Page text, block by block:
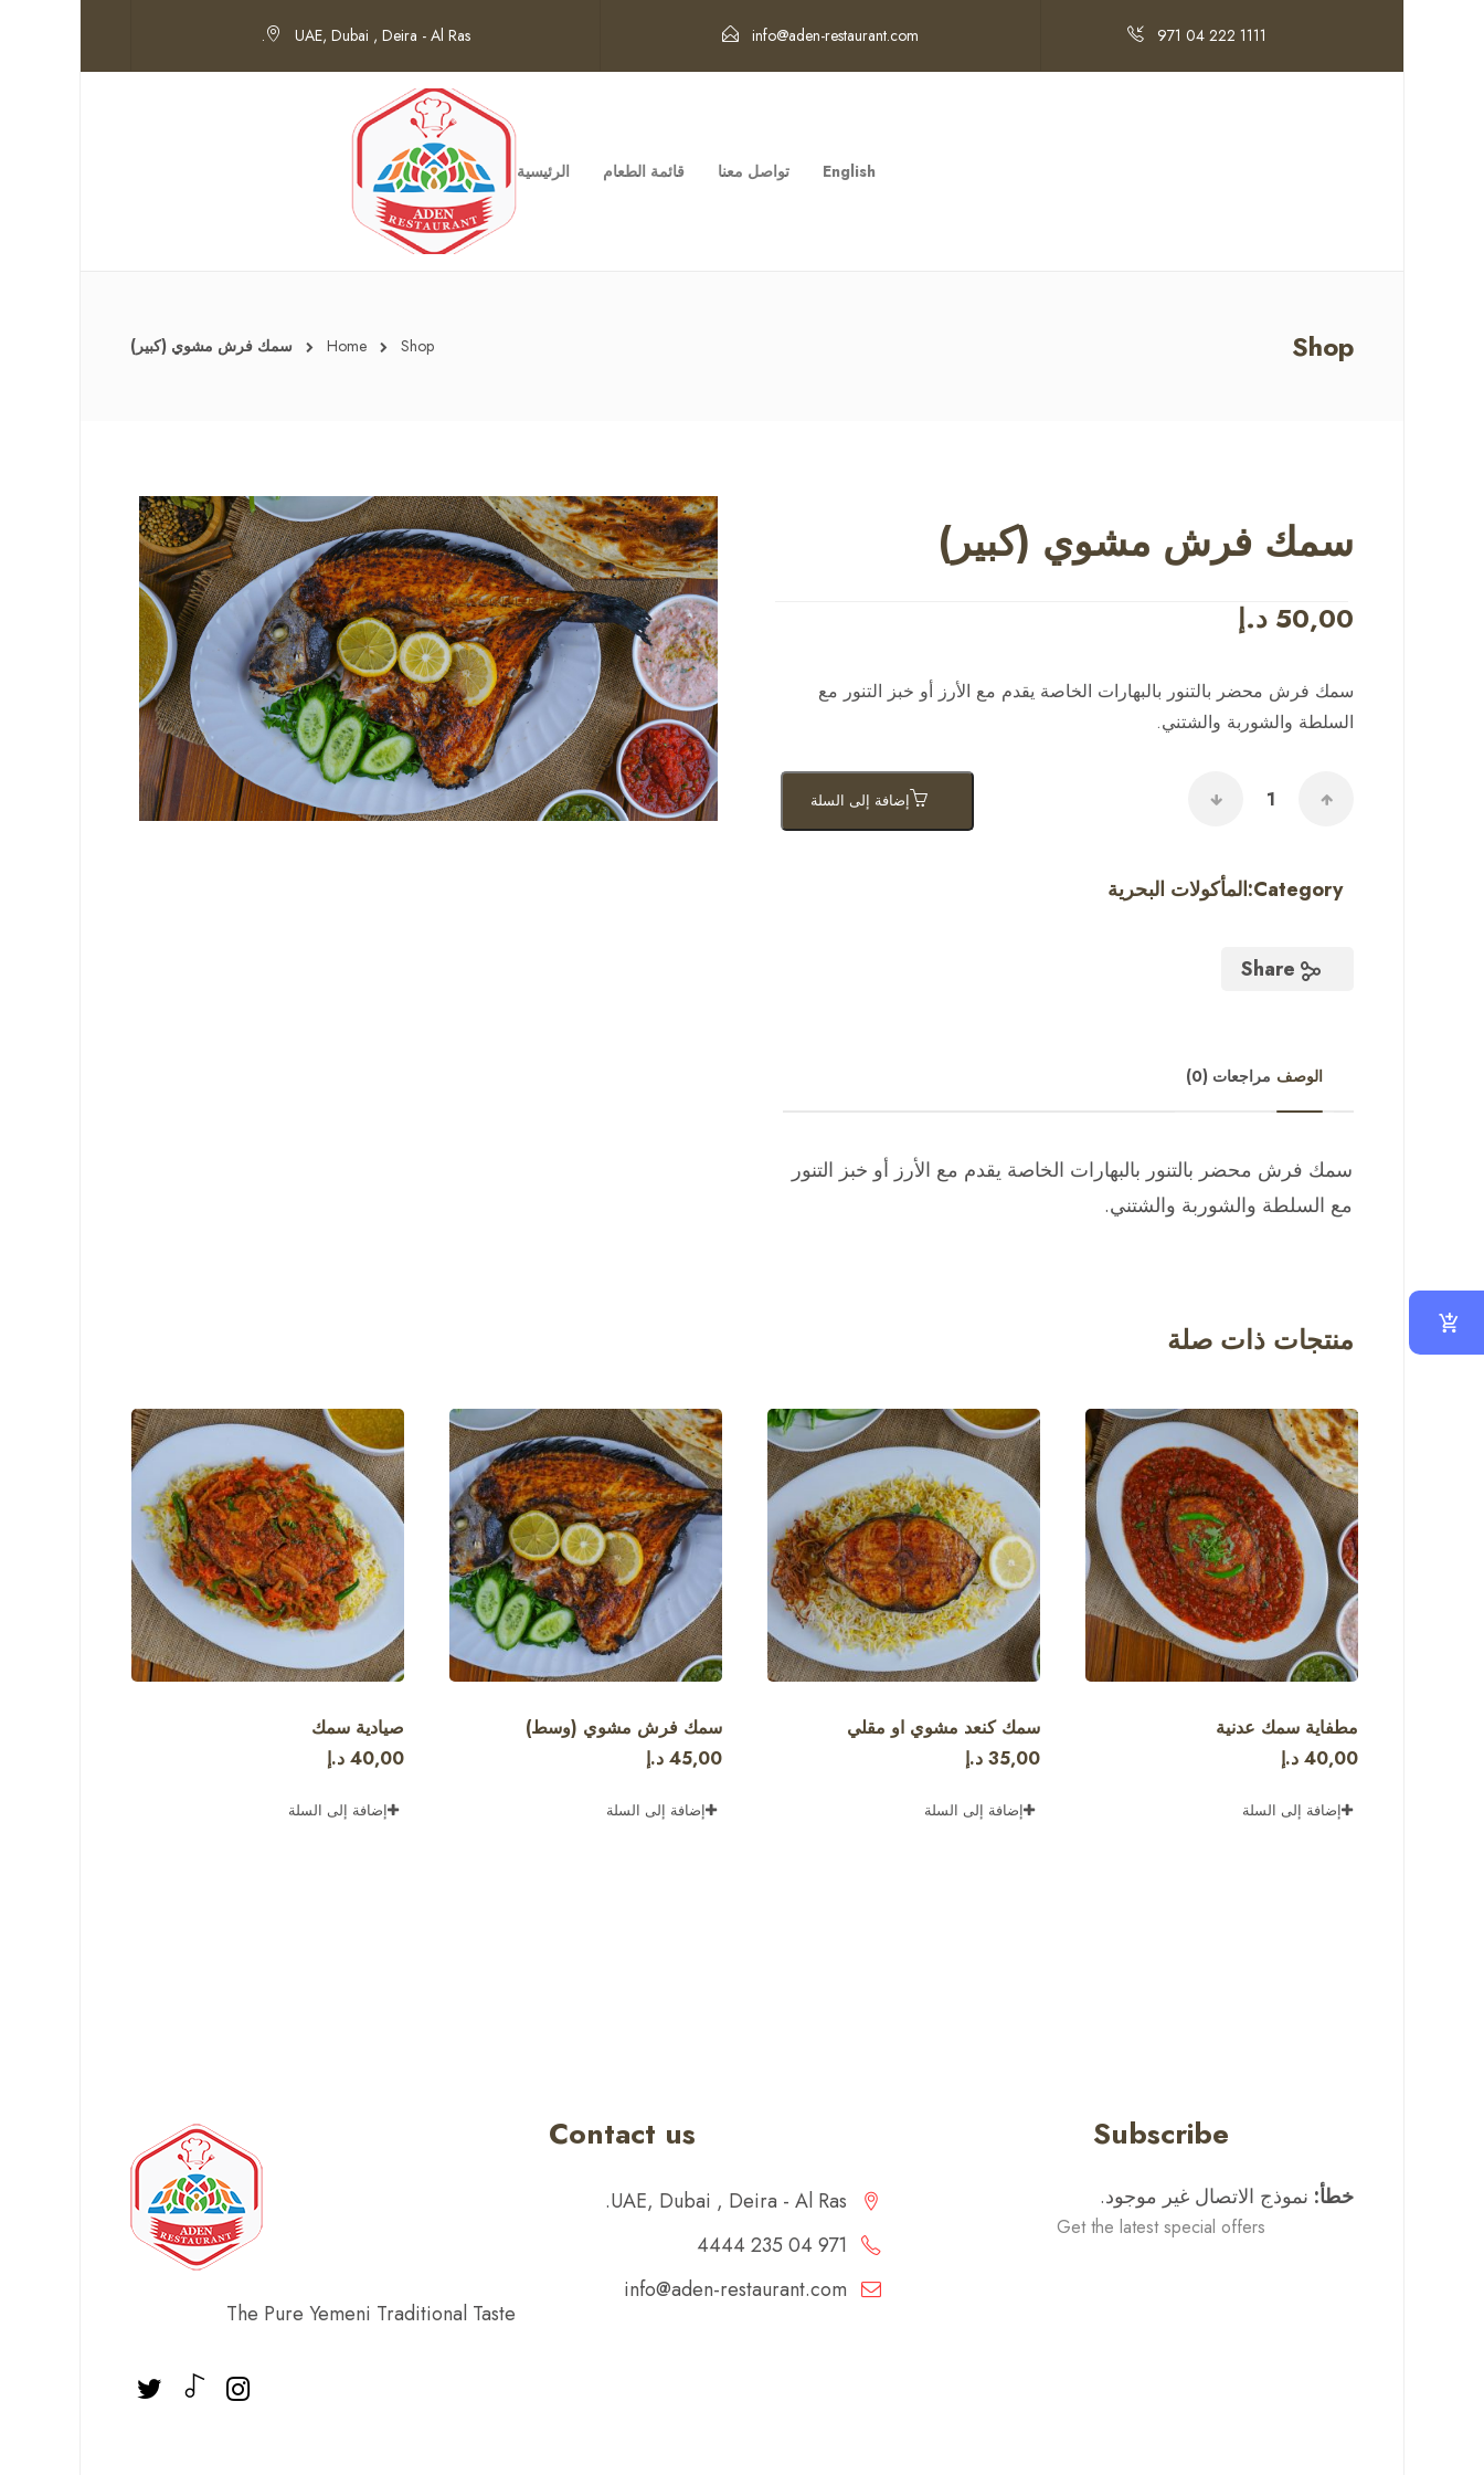
971 04 222 1111
info@aden-restaurant.com
UAE, Dubai , Deira - Al Ras.
الرئيسية قائمة الطعام تواصل معنا English
Shop
Home Shop سمك فرش مشوي (كبير)
سمك فرش مشوي (كبير)
50,00 د.إ
سمك فرش محضر بالتنور بالبهارات الخاصة يقدم مع الأرز أو خبز التنور مع
السلطة والشوربة والشتني.
إضافة إلى السلة
Category: المأكولات البحرية
Share
الوصف مراجعات (0)
سمك فرش محضر بالتنور بالبهارات الخاصة يقدم مع الأرز أو خبز التنور
مع السلطة والشوربة والشتني.
منتجات ذات صلة
مطفاية سمك عدنية
40,00 د.إ
إضافة إلى السلة
سمك كنعد مشوي او مقلي
35,00 د.إ
إضافة إلى السلة
سمك فرش مشوي (وسط)
45,00 د.إ
إضافة إلى السلة
صيادية سمك
40,00 د.إ
إضافة إلى السلة
The Pure Yemeni Traditional Taste
Contact us
UAE, Dubai , Deira - Al Ras.
971 04 235 4444
info@aden-restaurant.com
Subscribe
خطأ: نموذج الاتصال غير موجود.
Get the latest special offers